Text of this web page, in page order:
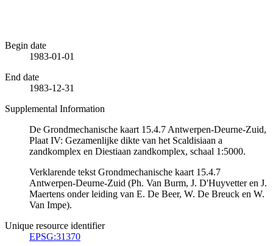
Begin date
1983-01-01
End date
1983-12-31
Supplemental Information
De Grondmechanische kaart 15.4.7 Antwerpen-Deurne-Zuid,
Plaat IV: Gezamenlijke dikte van het Scaldisiaan a
zandkomplex en Diestiaan zandkomplex, schaal 1:5000.
Verklarende tekst Grondmechanische kaart 15.4.7
Antwerpen-Deurne-Zuid (Ph. Van Burm, J. D'Huyvetter en J.
Maertens onder leiding van E. De Beer, W. De Breuck en W.
Van Impe).
Unique resource identifier
EPSG:31370